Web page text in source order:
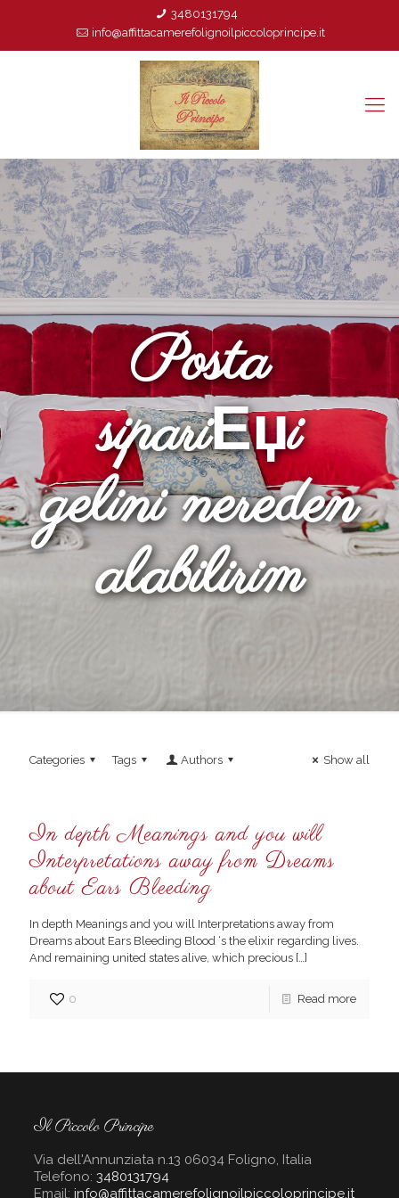
3480131794
info@affittacamerefolignoilpiccoloprincipe.it
Posta
sipariЕџi
gelini nereden
alabilirim
Categories Tags Authors Show all
In depth Meanings and you will
Interpretations away from Dreams
about Ears Bleeding
In depth Meanings and you will Interpretations away from
Dreams about Ears Bleeding Blood ‘s the elixir regarding lives.
And remaining united states alive, which precious […]
0 Read more
Il Piccolo Principe
Via dell'Annunziata n.13 06034 Foligno, Italia
Telefono: 3480131794
Email: info@affittacamerefolignoilpiccoloprincipe.it